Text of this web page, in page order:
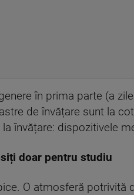
în prima parte (a
de învățare sunt la
învățare: dispozitivele
doar pentru studiu
O atmosferă potrivită